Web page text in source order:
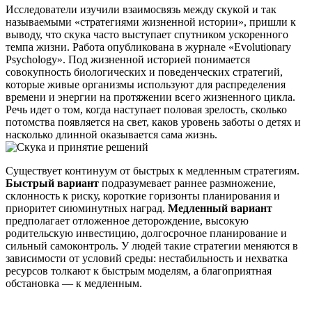
Исследователи изучили взаимосвязь между скукой и так
называемыми «стратегиями жизненной истории», пришли к
выводу, что скука часто выступает спутником ускоренного
темпа жизни. Работа опубликована в журнале «Evolutionary
Psychology». Под жизненной историей понимается
совокупность биологических и поведенческих стратегий,
которые живые организмы используют для распределения
времени и энергии на протяжении всего жизненного цикла.
Речь идет о том, когда наступает половая зрелость, сколько
потомства появляется на свет, каков уровень заботы о детях и
насколько длинной оказывается сама жизнь.
Существует континуум от быстрых к медленным стратегиям.
Быстрый вариант подразумевает раннее размножение,
склонность к риску, короткие горизонты планирования и
приоритет сиюминутных наград. Медленный вариант
предполагает отложенное деторождение, высокую
родительскую инвестицию, долгосрочное планирование и
сильный самоконтроль. У людей такие стратегии меняются в
зависимости от условий среды: нестабильность и нехватка
ресурсов толкают к быстрым моделям, а благоприятная
обстановка — к медленным.